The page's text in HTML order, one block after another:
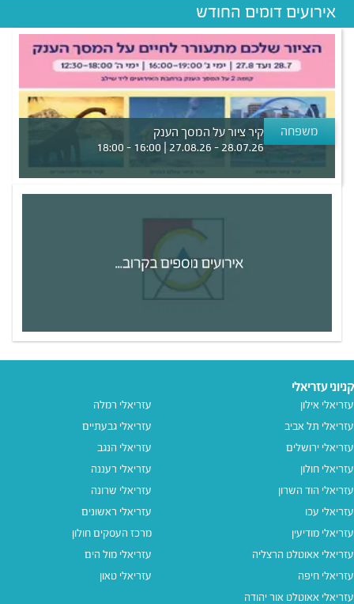
אירועים דומים החודש
משפחה
קיר ציור על המסך הענק
28.07.26 - 27.08.26 | 16:00 - 18:00
קניוני עזריאלי
עזריאלי אילון
עזריאלי תל אביב
עזריאלי ירושלים
עזריאלי חולון
עזריאלי הוד השרון
עזריאלי עכו
עזריאלי מודיעין
עזריאלי אאוטלט הרצליה
עזריאלי חיפה
עזריאלי אאוטלט אור יהודה
עזריאלי רמלה
עזריאלי גבעתיים
עזריאלי הנגב
עזריאלי רעננה
עזריאלי שרונה
עזריאלי ראשונים
מרכז העסקים חולון
עזריאלי מול הים
עזריאלי טאון